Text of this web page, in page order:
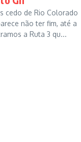
cedo de Rio Colorado
não ter fim, até a
a Ruta 3 qu...